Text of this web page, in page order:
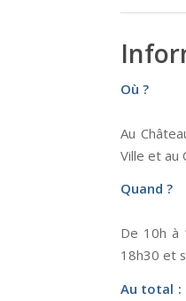
Où ?
Au
Ville et au
Quand ?
De 10h à
18h30 et
Au total :